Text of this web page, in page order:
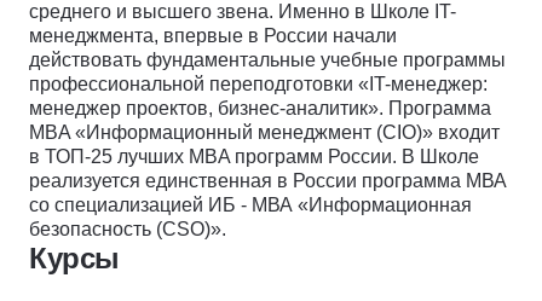
среднего и высшего звена. Именно в Школе IT-
менеджмента, впервые в России начали
действовать фундаментальные учебные программы
профессиональной переподготовки «IT-менеджер:
менеджер проектов, бизнес-аналитик». Программа
MBA «Информационный менеджмент (CIO)» входит
в ТОП-25 лучших MBA программ России. В Школе
реализуется единственная в России программа МВА
со специализацией ИБ - МВА «Информационная
безопасность (CSO)».
Курсы